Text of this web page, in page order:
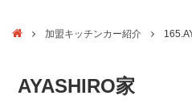
加盟キッチンカー紹介
AYASHIRO家